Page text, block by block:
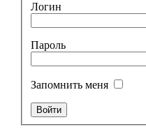
Логин
Пароль
Запомнить меня